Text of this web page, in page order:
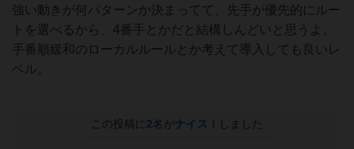
強い動きが何パターンか決まってて、先手が優先的にルー
トを選べるから、4番手とかだと結構しんどいと思うよ。
手番順緩和のローカルルールとか考えて導入しても良いレ
ベル。
この投稿に 2名がナイス！ しました